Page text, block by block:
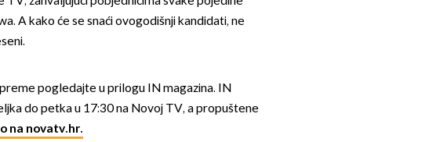
A kako će se snaći ovogodišnji kandidati, ne
pogledajte u prilogu IN magazina. IN
do petka u 17:30 na Novoj TV, a propuštene
na novatv.hr.